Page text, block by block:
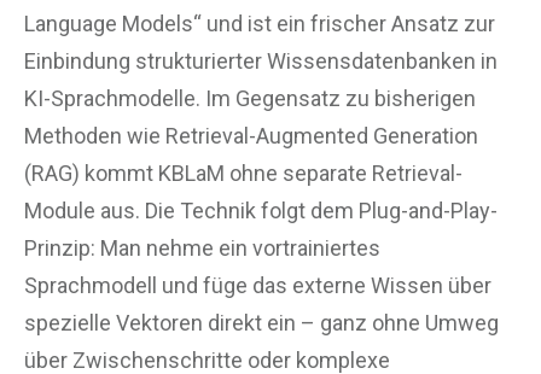
Language Models“ und ist ein frischer Ansatz zur
Einbindung strukturierter Wissensdatenbanken in
KI-Sprachmodelle. Im Gegensatz zu bisherigen
Methoden wie Retrieval-Augmented Generation
(RAG) kommt KBLaM ohne separate Retrieval-
Module aus. Die Technik folgt dem Plug-and-Play-
Prinzip: Man nehme ein vortrainiertes
Sprachmodell und füge das externe Wissen über
spezielle Vektoren direkt ein – ganz ohne Umweg
über Zwischenschritte oder komplexe